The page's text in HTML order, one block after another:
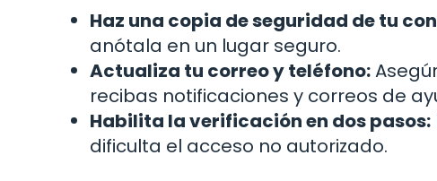
Haz una copia de seguridad de tu
anótala en un lugar seguro.
Actualiza tu correo y teléfono:
recibas notificaciones y correos de
Habilita la verificación en dos pasos:
dificulta el acceso no autorizado.